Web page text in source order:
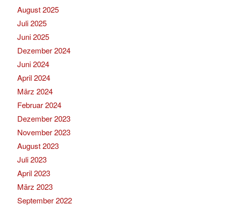
August 2025
Juli 2025
Juni 2025
Dezember 2024
Juni 2024
April 2024
März 2024
Februar 2024
Dezember 2023
November 2023
August 2023
Juli 2023
April 2023
März 2023
September 2022